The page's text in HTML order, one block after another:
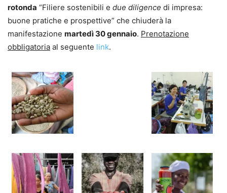
rotonda “Filiere sostenibili e due diligence di impresa:
buone pratiche e prospettive” che chiuderà la
manifestazione martedì 30 gennaio. Prenotazione
obbligatoria al seguente link.